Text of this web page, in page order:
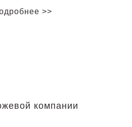
>>
компании